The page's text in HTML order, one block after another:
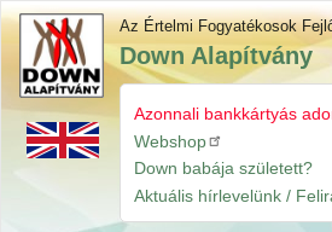
Ugrás
tartalomra
Az Értelmi Fogyatékosok
Down Alapítvány
Gyorslinkek
Azonnali bankkártyás
Webshop
Down babája született?
Aktuális hírlevelünk /